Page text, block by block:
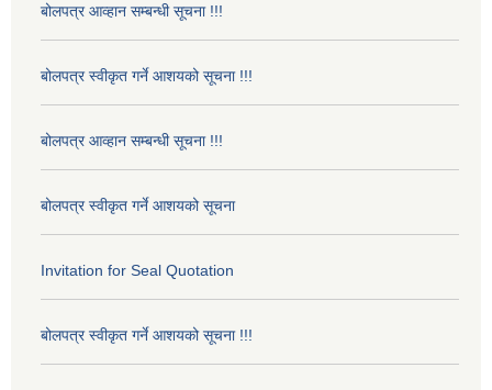
बोलपत्र आव्हान सम्बन्धी सूचना !!!
बोलपत्र स्वीकृत गर्ने आशयको सूचना !!!
बोलपत्र आव्हान सम्बन्धी सूचना !!!
बोलपत्र स्वीकृत गर्ने आशयको सूचना
Invitation for Seal Quotation
बोलपत्र स्वीकृत गर्ने आशयको सूचना !!!